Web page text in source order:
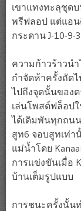
เขาแทงทะลุชุด
พรีฟลอป แต่แอน
กระดาน J-10-9-
ความก้าวร้าวน
กำจัดห้าครั้งถัด
ไปถึงจุดนั้นของ
เล่นโพสต์ฟล็อป
ได้เดิมพันทุกถน
สูท6 จอบสูทเท่า
แม่น้ำโดย
การแข่งขันเมื่อ
บ้านเต็มรูปแบบ
การชนะครั้งนั้น